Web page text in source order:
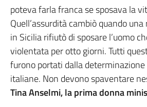
poteva farla franca se sposava la
Quell’assurdità cambiò quando
in Sicilia rifiutò di sposare l’uomo
violentata per otto giorni. Tutti
furono portati dalla
italiane. Non devono spaventare
Tina Anselmi, la prima donna